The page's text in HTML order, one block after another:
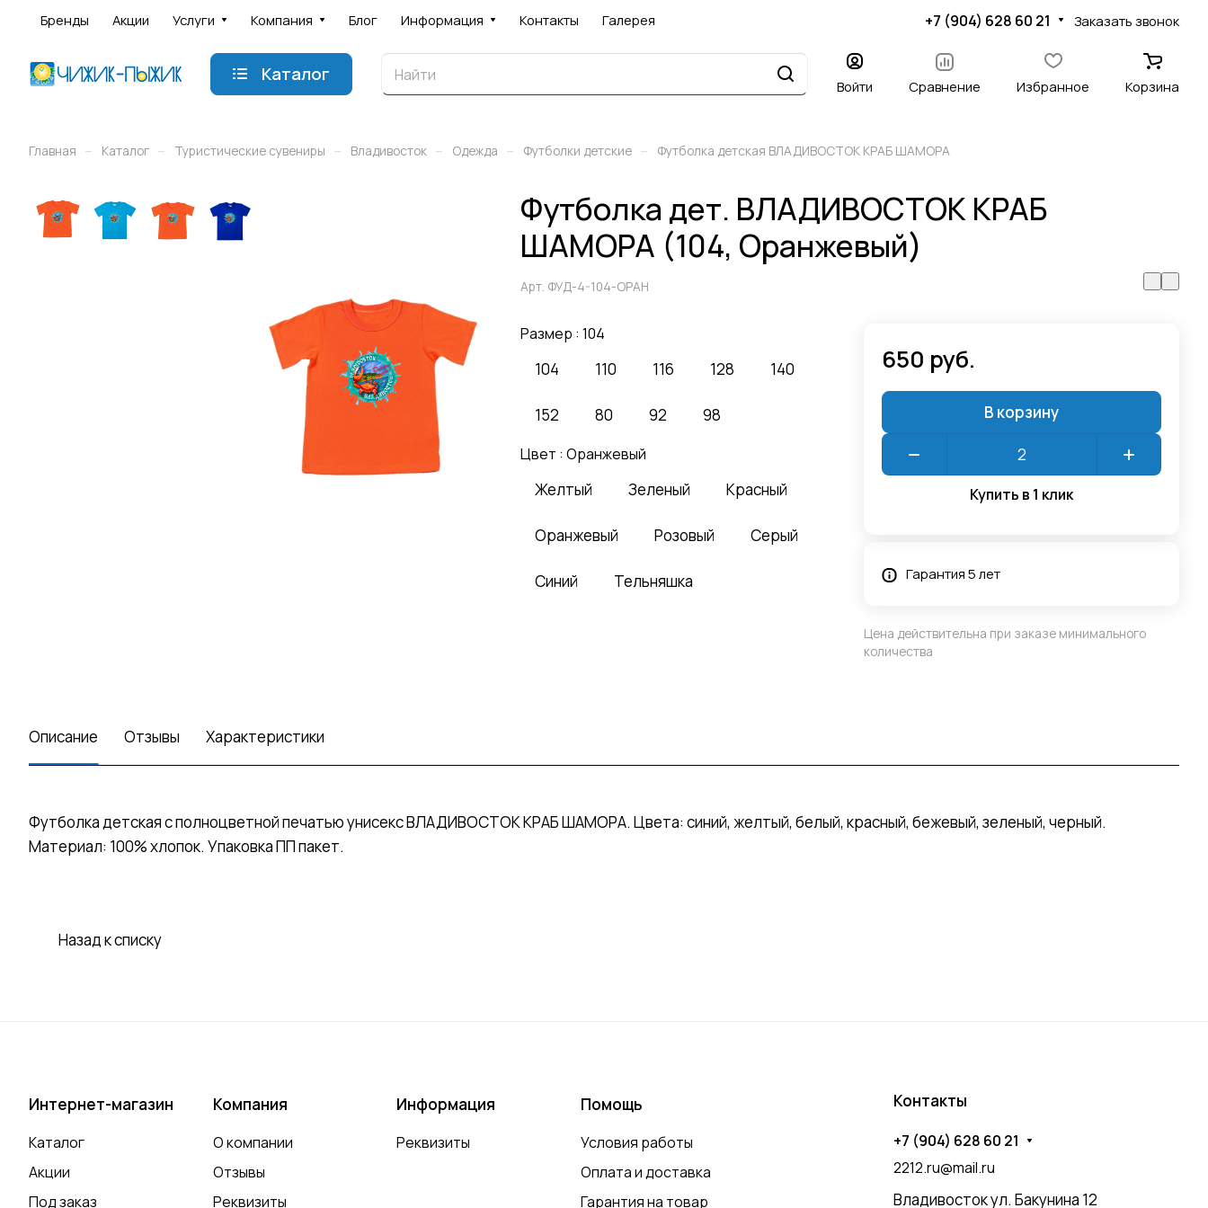
Бренды Акции Услуги Компания Блог Информация Контакты Галерея +7 (904) 628 60 21 Заказать звонок
Каталог
Войти Сравнение Избранное Корзина
Главная – Каталог – Туристические сувениры – Владивосток – Одежда – Футболки детские – Футболка детская ВЛАДИВОСТОК КРАБ ШАМОРА
Футболка дет. ВЛАДИВОСТОК КРАБ
ШАМОРА (104, Оранжевый)
Арт. ФУД-4-104-ОРАН
Размер : 104
104 110 116 128 140
152 80 92 98
Цвет : Оранжевый
Желтый Зеленый Красный
Оранжевый Розовый Серый
Синий Тельняшка
650 руб.
В корзину
Купить в 1 клик
Гарантия 5 лет
Цена действительна при заказе минимального
количества
Описание Отзывы Характеристики
Футболка детская с полноцветной печатью унисекс ВЛАДИВОСТОК КРАБ ШАМОРА. Цвета: синий, желтый, белый, красный, бежевый, зеленый, черный.
Материал: 100% хлопок. Упаковка ПП пакет.
Назад к списку
Интернет-магазин
Каталог
Акции
Под заказ
Компания
О компании
Отзывы
Реквизиты
Информация
Реквизиты
Помощь
Условия работы
Оплата и доставка
Гарантия на товар
Контакты
+7 (904) 628 60 21
2212.ru@mail.ru
Владивосток ул. Бакунина 12